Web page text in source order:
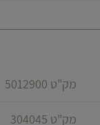
מק"ט 5012900
מק"ט 304045